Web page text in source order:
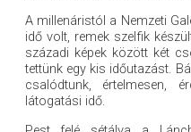
A millenáristól a Nemzeti
idő volt, remek szelfik
századi képek között két
tettünk egy kis időutazást.
csalódtunk, értelmesen,
látogatási idő.